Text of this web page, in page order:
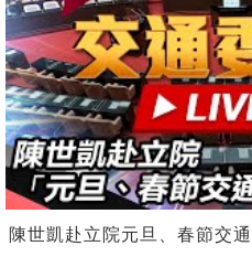
陳世凱赴立院元旦、春節交